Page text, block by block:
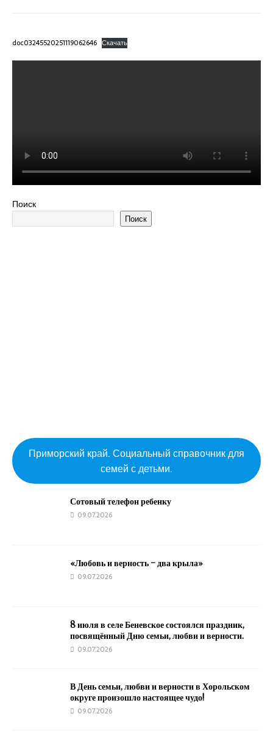
doc03245520251119062646 Скачать
Поиск
Поиск
Приморский край. Социальный справочник для
семей с детьми.
Сотовый телефон ребенку
09.07.2026
«Любовь и верность – два крыла»
09.07.2026
8 июля в селе Беневское состоялся праздник,
посвящённый Дню семьи, любви и верности.
09.07.2026
В День семьи, любви и верности в Хорольском
округе произошло настоящее чудо!
09.07.2026